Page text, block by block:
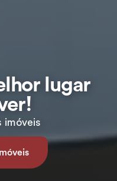
lugar
imóveis